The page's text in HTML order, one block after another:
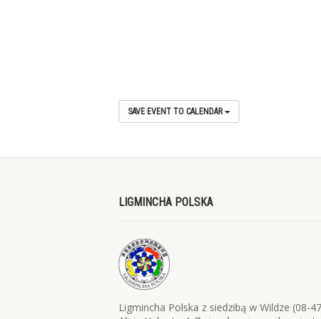
SAVE EVENT TO CALENDAR
LIGMINCHA POLSKA
Ligmincha Polska z siedzibą w Wildze (08-